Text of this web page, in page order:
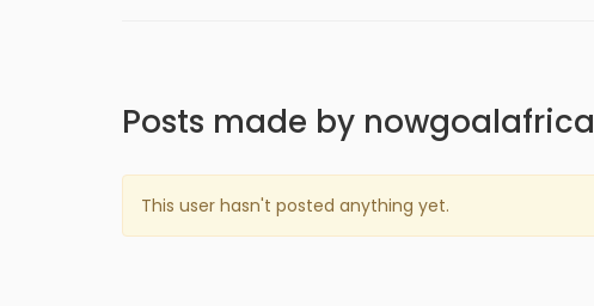
Posts made by nowgoalafrica
This user hasn't posted anything yet.